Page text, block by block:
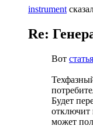
instrument
Re:
Вот
Будет
отключит
может